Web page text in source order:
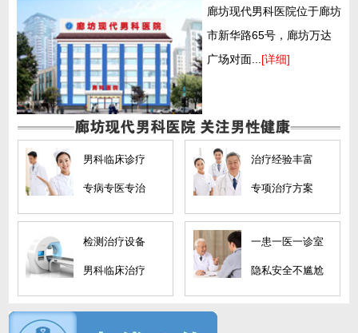
廊坊现代男科医院位于廊坊
市新华路65号，廊坊万达
广场对面... [详细]
男科临床诊疗
专病专医专治
治疗经验丰富
专项治疗方案
检测治疗设备
男科临床治疗
一患一医一诊室
隐私安全不尴尬